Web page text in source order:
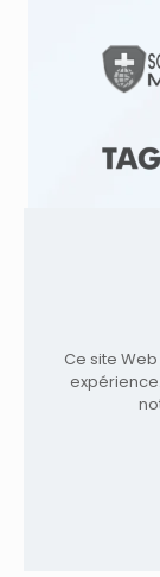
Ce site